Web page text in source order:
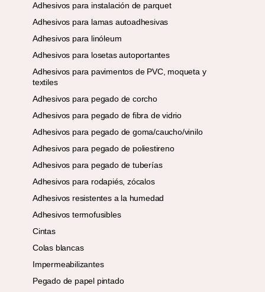
Adhesivos para instalación de parquet
Adhesivos para lamas autoadhesivas
Adhesivos para linóleum
Adhesivos para losetas autoportantes
Adhesivos para pavimentos de PVC, moqueta y
textiles
Adhesivos para pegado de corcho
Adhesivos para pegado de fibra de vidrio
Adhesivos para pegado de goma/caucho/vinilo
Adhesivos para pegado de poliestireno
Adhesivos para pegado de tuberías
Adhesivos para rodapiés, zócalos
Adhesivos resistentes a la humedad
Adhesivos termofusibles
Cintas
Colas blancas
Impermeabilizantes
Pegado de papel pintado